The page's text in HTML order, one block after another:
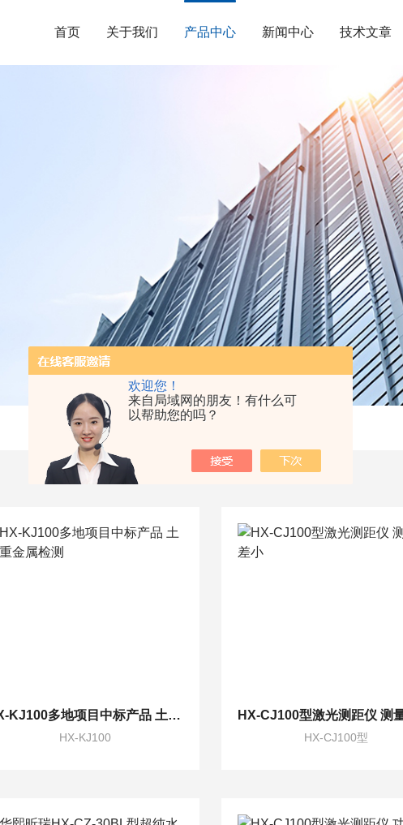
欢迎您！
来自局域网的朋友！有什么可
以帮助您的吗？
首页 关于我们 产品中心 新闻中心 技术文章
HX-KJ100多地项目中标产品 土嚷重金属检测
HX-KJ100 HX-CJ100型